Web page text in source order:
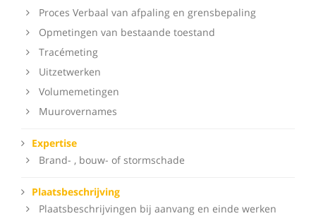
Proces Verbaal van afpaling en grensbepaling
Opmetingen van bestaande toestand
Tracémeting
Uitzetwerken
Volumemetingen
Muurovernames
Expertise
Brand- , bouw- of stormschade
Plaatsbeschrijving
Plaatsbeschrijvingen bij aanvang en einde werken